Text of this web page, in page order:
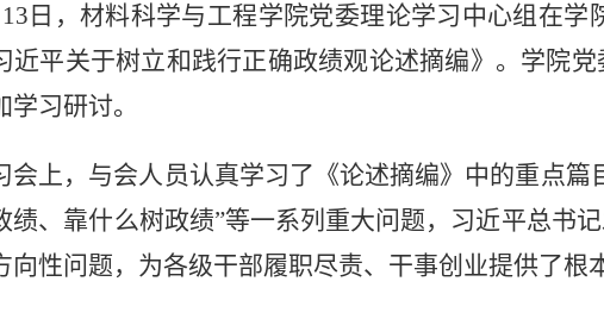
日，材料科学与工程学院党委理论学习中心组在
近平关于树立和践行正确政绩观论述摘编》。学院
学习研讨。
会上，与会人员认真学习了《论述摘编》中的重点
绩、靠什么树政绩”等一系列重大问题，习近平总书
向性问题，为各级干部履职尽责、干事创业提供了根